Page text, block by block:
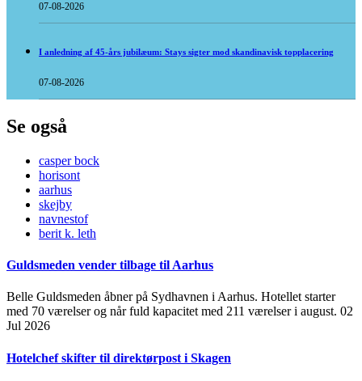
07-08-2026
I anledning af 45-års jubilæum: Stays sigter mod skandinavisk topplacering
07-08-2026
Se også
casper bock
horisont
aarhus
skejby
navnestof
berit k. leth
Guldsmeden vender tilbage til Aarhus
Belle Guldsmeden åbner på Sydhavnen i Aarhus. Hotellet starter
med 70 værelser og når fuld kapacitet med 211 værelser i august. 02
Jul 2026
Hotelchef skifter til direktørpost i Skagen